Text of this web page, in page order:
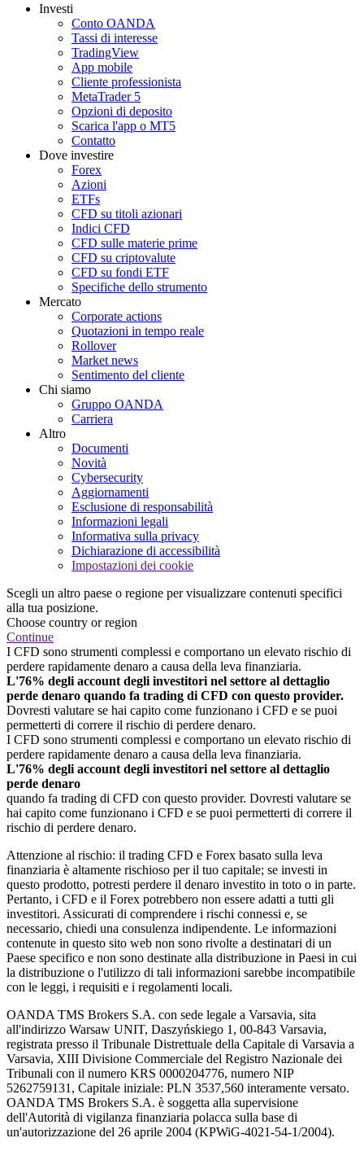
Investi
Conto OANDA
Tassi di interesse
TradingView
App mobile
Cliente professionista
MetaTrader 5
Opzioni di deposito
Scarica l'app o MT5
Contatto
Dove investire
Forex
Azioni
ETFs
CFD su titoli azionari
Indici CFD
CFD sulle materie prime
CFD su criptovalute
CFD su fondi ETF
Specifiche dello strumento
Mercato
Corporate actions
Quotazioni in tempo reale
Rollover
Market news
Sentimento del cliente
Chi siamo
Gruppo OANDA
Carriera
Altro
Documenti
Novità
Cybersecurity
Aggiornamenti
Esclusione di responsabilità
Informazioni legali
Informativa sulla privacy
Dichiarazione di accessibilità
Impostazioni dei cookie
Scegli un altro paese o regione per visualizzare contenuti specifici
alla tua posizione.
Choose country or region
Continue
I CFD sono strumenti complessi e comportano un elevato rischio di
perdere rapidamente denaro a causa della leva finanziaria.
L'76% degli account degli investitori nel settore al dettaglio
perde denaro quando fa trading di CFD con questo provider.
Dovresti valutare se hai capito come funzionano i CFD e se puoi
permetterti di correre il rischio di perdere denaro.
I CFD sono strumenti complessi e comportano un elevato rischio di
perdere rapidamente denaro a causa della leva finanziaria.
L'76% degli account degli investitori nel settore al dettaglio
perde denaro
quando fa trading di CFD con questo provider. Dovresti valutare se
hai capito come funzionano i CFD e se puoi permetterti di correre il
rischio di perdere denaro.
Attenzione al rischio: il trading CFD e Forex basato sulla leva
finanziaria è altamente rischioso per il tuo capitale; se investi in
questo prodotto, potresti perdere il denaro investito in toto o in parte.
Pertanto, i CFD e il Forex potrebbero non essere adatti a tutti gli
investitori. Assicurati di comprendere i rischi connessi e, se
necessario, chiedi una consulenza indipendente. Le informazioni
contenute in questo sito web non sono rivolte a destinatari di un
Paese specifico e non sono destinate alla distribuzione in Paesi in cui
la distribuzione o l'utilizzo di tali informazioni sarebbe incompatibile
con le leggi, i requisiti e i regolamenti locali.
OANDA TMS Brokers S.A. con sede legale a Varsavia, sita
all'indirizzo Warsaw UNIT, Daszyńskiego 1, 00-843 Varsavia,
registrata presso il Tribunale Distrettuale della Capitale di Varsavia a
Varsavia, XIII Divisione Commerciale del Registro Nazionale dei
Tribunali con il numero KRS 0000204776, numero NIP
5262759131, Capitale iniziale: PLN 3537,560 interamente versato.
OANDA TMS Brokers S.A. è soggetta alla supervisione
dell'Autorità di vigilanza finanziaria polacca sulla base di
un'autorizzazione del 26 aprile 2004 (KPWiG-4021-54-1/2004).